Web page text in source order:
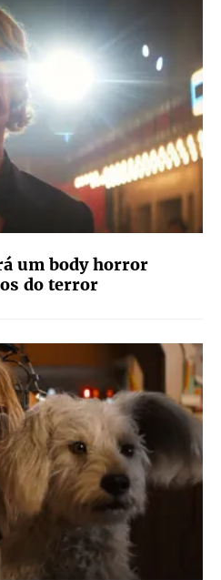
um body horror
do terror